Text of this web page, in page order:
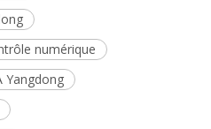
numérique
Yangdong